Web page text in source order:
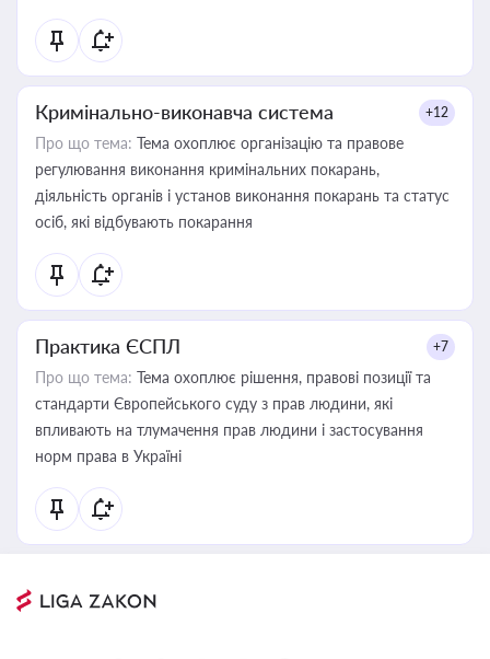
Кримінально-виконавча система +12
Про що тема: Тема охоплює організацію та правове
регулювання виконання кримінальних покарань,
діяльність органів і установ виконання покарань та статус
осіб, які відбувають покарання
Практика ЄСПЛ +7
Про що тема: Тема охоплює рішення, правові позиції та
стандарти Європейського суду з прав людини, які
впливають на тлумачення прав людини і застосування
норм права в Україні